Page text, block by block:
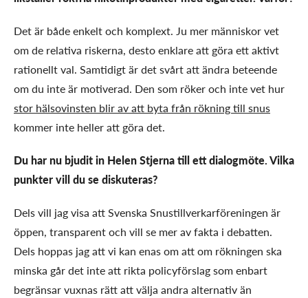
Det är både enkelt och komplext. Ju mer människor vet
om de relativa riskerna, desto enklare att göra ett aktivt
rationellt val. Samtidigt är det svårt att ändra beteende
om du inte är motiverad. Den som röker och inte vet hur
stor hälsovinsten blir av att byta från rökning till snus
kommer inte heller att göra det.
Du har nu bjudit in Helen Stjerna till ett dialogmöte. Vilka
punkter vill du se diskuteras?
Dels vill jag visa att Svenska Snustillverkarföreningen är
öppen, transparent och vill se mer av fakta i debatten.
Dels hoppas jag att vi kan enas om att om rökningen ska
minska går det inte att rikta policyförslag som enbart
begränsar vuxnas rätt att välja andra alternativ än